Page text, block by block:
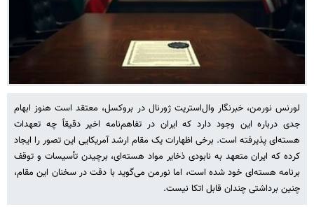
لورنس نورمن، خبرنگار وال‌استریت ژورنال در بروکسل، معتقد است هنوز ابهام
جدی درباره این وجود دارد که ایران در تفاهم‌نامه اخیر دقیقاً چه تعهدات
هسته‌ای پذیرفته است. برخی اظهارات یک مقام ارشد آمریکایی این تصور را ایجاد
کرده که ایران متعهد به نابودی ذخایر مواد هسته‌ای، برچیدن تأسیسات و توقف
برنامه هسته‌ای خود شده است، اما نورمن می‌گوید با دقت در سخنان این مقام،
چنین برداشتی چندان قابل اتکا نیست.